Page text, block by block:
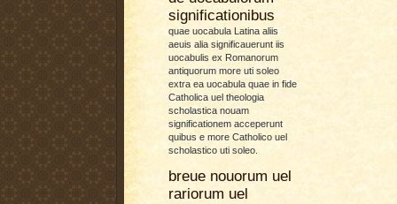
significationibus
quae uocabula Latina aliis
aeuis alia significauerunt iis
uocabulis ex Romanorum
antiquorum more uti soleo
extra ea uocabula quae in fide
Catholica uel theologia
scholastica nouam
significationem acceperunt
quibus e more Catholico uel
scholastico uti soleo.
breue nouorum uel
rariorum uel